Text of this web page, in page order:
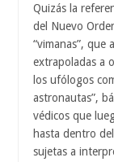
Quizás la
del Nuevo
“vimanas”, que
extrapoladas a
los ufólogos
astronautas”,
védicos que
hasta dentro
sujetas a